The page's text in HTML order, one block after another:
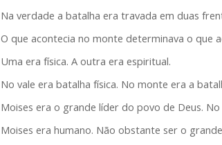
Na verdade a batalha era travada em duas
O que acontecia no monte determinava o que
Uma era física. A outra era espiritual.
No vale era batalha física. No monte era a
Moises era o grande líder do povo de Deus.
Moises era humano. Não obstante ser o